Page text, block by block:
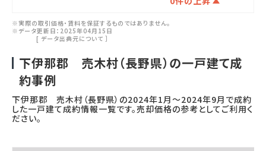
※実際の取引価格・賃料を保証するものではありません。
※データ更新日：2025年04月15日
[ データ出典元について ］
下伊那郡 売木村（長野県）の一戸建て成
約事例
下伊那郡 売木村（長野県）の2024年1月～2024年9月 で成約
した一戸建て成約情報一覧です。売却価格の参考としてご利用く
ださい。